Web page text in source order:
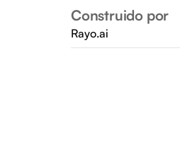
Construido por
Rayo.ai